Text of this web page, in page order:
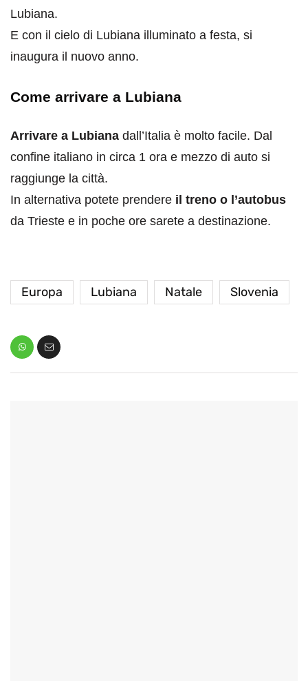
Lubiana.
E con il cielo di Lubiana illuminato a festa, si
inaugura il nuovo anno.
Come arrivare a Lubiana
Arrivare a Lubiana dall’Italia è molto facile. Dal
confine italiano in circa 1 ora e mezzo di auto si
raggiunge la città.
In alternativa potete prendere il treno o l’autobus
da Trieste e in poche ore sarete a destinazione.
Europa Lubiana Natale Slovenia